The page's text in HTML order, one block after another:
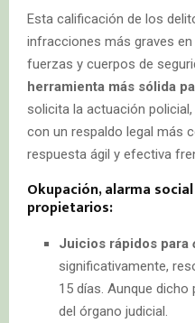
Esta calificación de los
infracciones más graves
fuerzas y cuerpos de
herramienta más sólida
solicita la actuación
con un respaldo legal más
respuesta ágil y efectiva
Okupación, alarma
propietarios:
Juicios rápidos para
significativamente,
15 días. Aunque dicho
del órgano judicial.